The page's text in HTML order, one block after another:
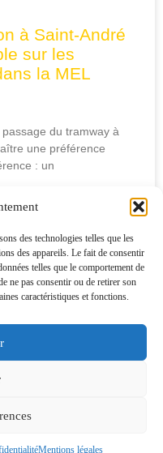
des technologies telles que les
des appareils. Le fait de consentir
telles que le comportement de
ne pas consentir ou de retirer son
caractéristiques et fonctions.
Mentions légales
à Saint-André
sur les
la MEL
du tramway à
une préférence
: un
5
RICHER Liste
à Saint André-
mars 2026